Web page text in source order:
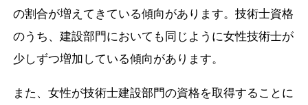
の割合が増えてきている傾向があります。技術士資格
のうち、建設部門においても同じように女性技術士が
少しずつ増加している傾向があります。
また、女性が技術士建設部門の資格を取得することに